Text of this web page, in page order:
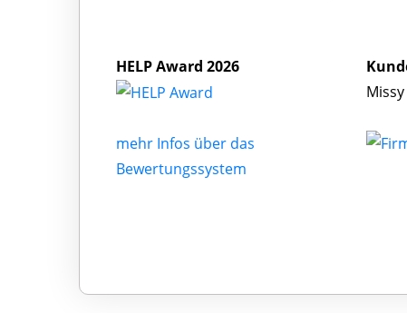
HELP Award 2026
mehr Infos über das
Bewertungssystem